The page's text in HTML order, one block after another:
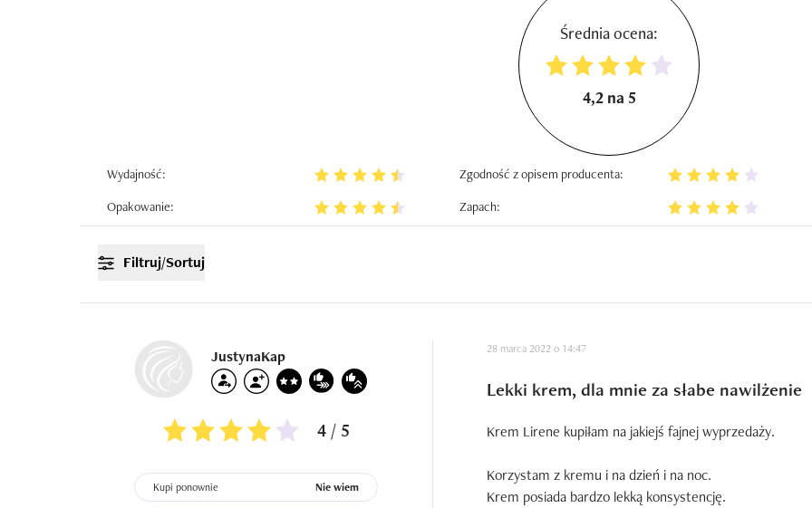
Średnia ocena:
4,2 na 5
Wydajność:
Zgodność z opisem producenta:
Opakowanie:
Zapach:
Filtruj/Sortuj
JustynaKap
4 / 5
Kupi ponownie Nie wiem
28 marca 2022 o 14:47
Lekki krem, dla mnie za słabe nawilżenie
Krem Lirene kupiłam na jakiejś fajnej wyprzedaży.
Korzystam z kremu i na dzień i na noc.
Krem posiada bardzo lekką konsystencję.